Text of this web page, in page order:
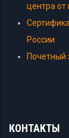
центра
России
Почетный
КОНТАКТЫ